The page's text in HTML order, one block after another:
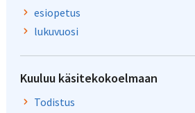
esiopetus
lukuvuosi
Kuuluu käsitekokoelmaan
Todistus